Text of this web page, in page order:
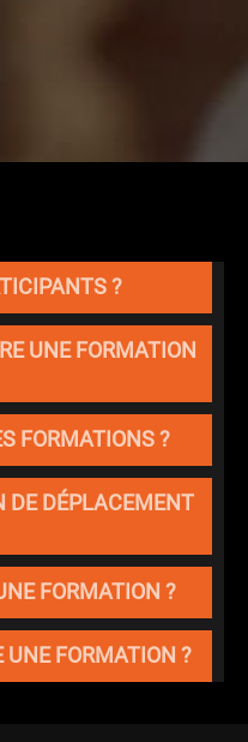
?
UNE FORMATION
FORMATIONS ?
DE DÉPLACEMENT
FORMATION ?
UNE FORMATION ?